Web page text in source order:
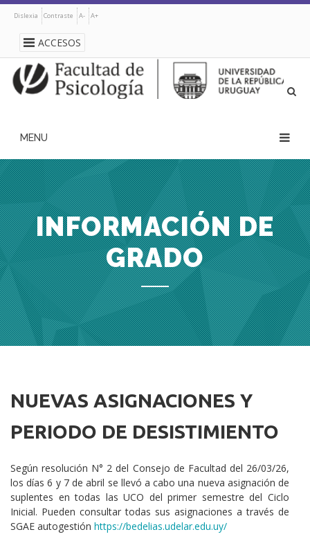
Pasar
principal
Dislexia Contraste A- A+
ACCESOS
navegación
principal
INFORMACIÓN DE
GRADO
NUEVAS ASIGNACIONES Y
PERIODO DE DESISTIMIENTO
Cuerpo
Según resolución N° 2 del Consejo de Facultad del 26/03/26,
los días 6 y 7 de abril se llevó a cabo una nueva asignación de
suplentes en todas las UCO del primer semestre del Ciclo
Inicial. Pueden consultar todas sus asignaciones a través de
SGAE autogestión https://bedelias.udelar.edu.uy/